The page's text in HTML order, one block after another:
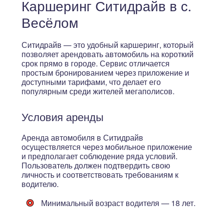
Каршеринг Ситидрайв в с.
Весёлом
Ситидрайв — это удобный каршеринг, который
позволяет арендовать автомобиль на короткий
срок прямо в городе. Сервис отличается
простым бронированием через приложение и
доступными тарифами, что делает его
популярным среди жителей мегаполисов.
Условия аренды
Аренда автомобиля в Ситидрайв
осуществляется через мобильное приложение
и предполагает соблюдение ряда условий.
Пользователь должен подтвердить свою
личность и соответствовать требованиям к
водителю.
Минимальный возраст водителя — 18 лет.